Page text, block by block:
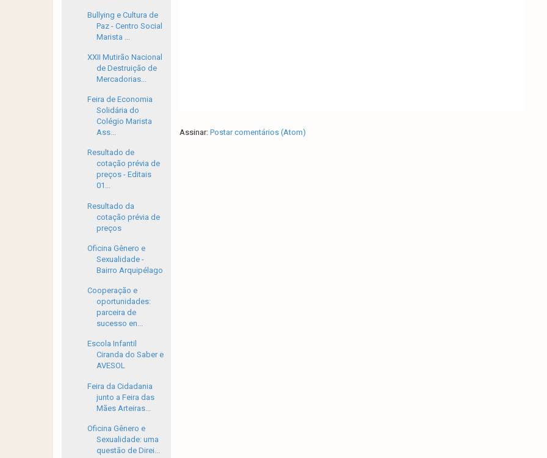
Assinar: Postar comentários (Atom)
Bullying e Cultura de
Paz - Centro Social
Marista ...
XXII Mutirão Nacional
de Destruição de
Mercadorias...
Feira de Economia
Solidária do
Colégio Marista
Ass...
Resultado de
cotação prévia de
preços - Editais
01...
Resultado da
cotação prévia de
preços
Oficina Gênero e
Sexualidade -
Bairro Arquipélago
Cooperação e
oportunidades:
parceira de
sucesso en...
Escola Infantil
Ciranda do Saber e
AVESOL
Feira da Cidadania
junto a Feira das
Mães Arteiras...
Oficina Gênero e
Sexualidade: uma
questão de Direi...